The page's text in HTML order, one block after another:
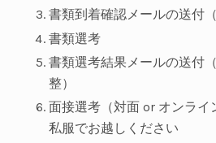
書類到着確認メールの送付
書類選考
書類選考結果メールの送付
整）
面接選考（対面 or オンラ
私服でお越しください